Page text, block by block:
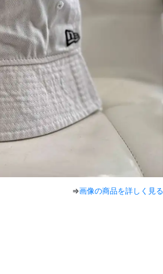
⇒画像の商品を詳しく見る